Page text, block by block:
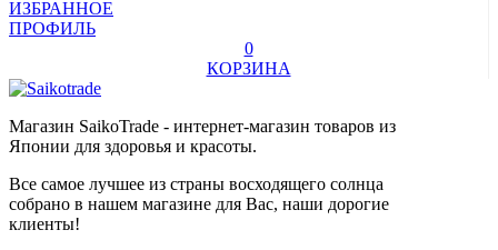
ИЗБРАННОЕ
ПРОФИЛЬ
0
КОРЗИНА
Магазин SaikoTrade - интернет-магазин товаров из
Японии для здоровья и красоты.
Все самое лучшее из страны восходящего солнца
собрано в нашем магазине для Вас, наши дорогие
клиенты!